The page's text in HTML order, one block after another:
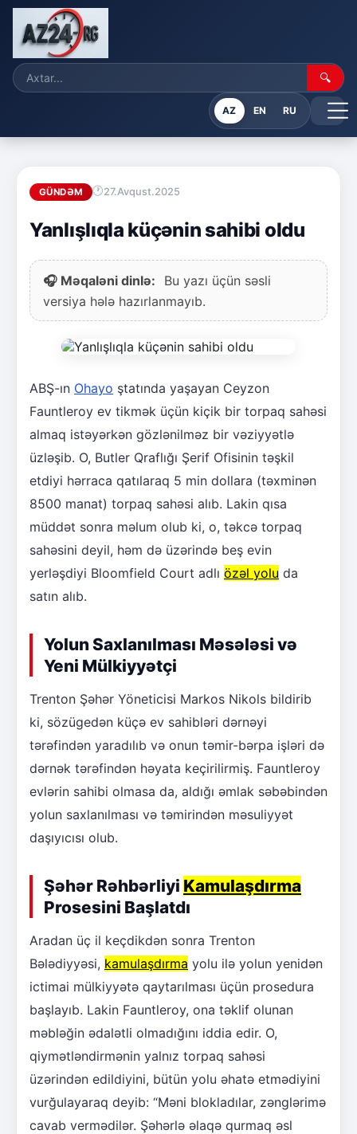
🔍
AZ EN RU
GÜNDƏM 27.Avqust.2025
Yanlışlıqla küçənin sahibi oldu
🎧 Məqaləni dinlə:
Bu yazı üçün səsli
versiya hələ hazırlanmayıb.
ABŞ-ın Ohayo ştatında yaşayan Ceyzon
Fauntleroy ev tikmək üçün kiçik bir torpaq sahəsi
almaq istəyərkən gözlənilməz bir vəziyyətlə
üzləşib. O, Butler Qraflığı Şerif Ofisinin təşkil
etdiyi hərraca qatılaraq 5 min dollara (təxminən
8500 manat) torpaq sahəsi alıb. Lakin qısa
müddət sonra məlum olub ki, o, təkcə torpaq
sahəsini deyil, həm də üzərində beş evin
yerləşdiyi Bloomfield Court adlı özəl yolu da
satın alıb.
Yolun Saxlanılması Məsələsi və
Yeni Mülkiyyətçi
Trenton Şəhər Yöneticisi Markos Nikols bildirib
ki, sözügedən küçə ev sahibləri dərnəyi
tərəfindən yaradılıb və onun təmir-bərpa işləri də
dərnək tərəfindən həyata keçirilirmiş. Fauntleroy
evlərin sahibi olmasa da, aldığı əmlak səbəbindən
yolun saxlanılması və təmirindən məsuliyyət
daşıyıcısı olub.
Şəhər Rəhbərliyi Kamulaşdırma
Prosesini Başlatdı
Aradan üç il keçdikdən sonra Trenton
Bələdiyyəsi, kamulaşdırma yolu ilə yolun yenidən
ictimai mülkiyyətə qaytarılması üçün prosedura
başlayıb. Lakin Fauntleroy, ona təklif olunan
məbləğin ədalətli olmadığını iddia edir. O,
qiymətləndirmənin yalnız torpaq sahəsi
üzərindən edildiyini, bütün yolu əhatə etmədiyini
vurğulayaraq deyib: “Məni blokladılar, zənglərimə
cavab vermədilər. Şəhərlə əlaqə qurmaq əsl